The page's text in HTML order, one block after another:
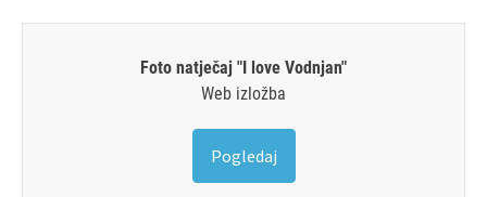
Foto natječaj "I love Vodnjan"
Web izložba
Pogledaj